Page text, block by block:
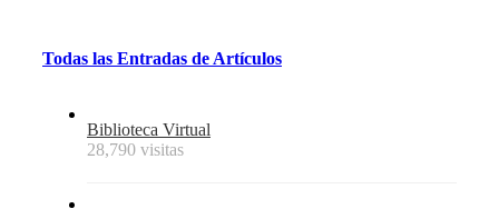
Todas las Entradas deArtículos
Biblioteca Virtual
28,790 visitas